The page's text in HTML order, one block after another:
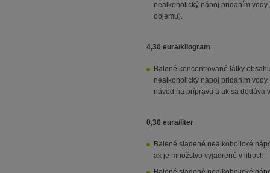
nealkoholický nápoj pridaním
objemu).
4,30 eura/kilogram
Balené koncentrované látky
nealkoholický nápoj pridaním
návod na prípravu a ak sa dodáva
0,30 eura/liter
Balené sladené nealkoholické
ak je množstvo vyjadrené v litroch.